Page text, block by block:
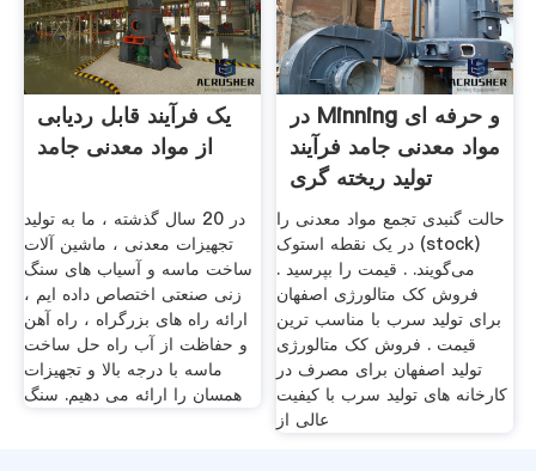
یک فرآیند قابل ردیابی
از مواد معدنی جامد
در 20 سال گذشته ، ما به تولید
تجهیزات معدنی ، ماشین آلات
ساخت ماسه و آسیاب های سنگ
زنی صنعتی اختصاص داده ایم ،
ارائه راه های بزرگراه ، راه آهن
و حفاظت از آب راه حل ساخت
ماسه با درجه بالا و تجهیزات
همسان را ارائه می دهیم. سنگ
در Minning و حرفه ای
مواد معدنی جامد فرآیند
تولید ریخته گری
حالت گنبدی تجمع مواد معدنی را
در یک نقطه استوک (stock)
می‌گویند. . قیمت را بپرسید .
فروش کک متالورژی اصفهان
برای تولید سرب با مناسب ترین
قیمت . فروش کک متالورژی
تولید اصفهان برای مصرف در
کارخانه های تولید سرب با کیفیت
عالی از